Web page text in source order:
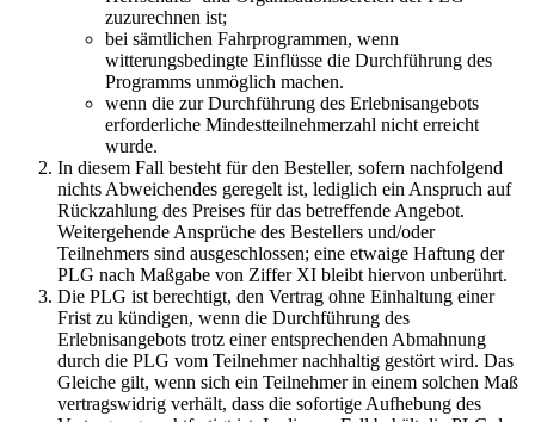
zuzurechnen ist;
bei sämtlichen Fahrprogrammen, wenn
witterungsbedingte Einflüsse die Durchführung des
Programms unmöglich machen.
wenn die zur Durchführung des Erlebnisangebots
erforderliche Mindestteilnehmerzahl nicht erreicht
wurde.
In diesem Fall besteht für den Besteller, sofern nachfolgend
nichts Abweichendes geregelt ist, lediglich ein Anspruch auf
Rückzahlung des Preises für das betreffende Angebot.
Weitergehende Ansprüche des Bestellers und/oder
Teilnehmers sind ausgeschlossen; eine etwaige Haftung der
PLG nach Maßgabe von Ziffer XI bleibt hiervon unberührt.
Die PLG ist berechtigt, den Vertrag ohne Einhaltung einer
Frist zu kündigen, wenn die Durchführung des
Erlebnisangebots trotz einer entsprechenden Abmahnung
durch die PLG vom Teilnehmer nachhaltig gestört wird. Das
Gleiche gilt, wenn sich ein Teilnehmer in einem solchen Maß
vertragswidrig verhält, dass die sofortige Aufhebung des